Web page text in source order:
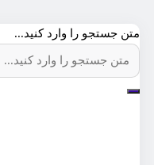
متن جستجو را وارد کنید...